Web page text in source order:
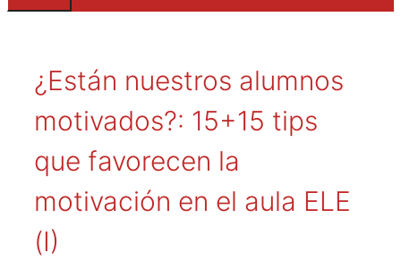
¿Están nuestros alumnos
motivados?: 15+15 tips
que favorecen la
motivación en el aula ELE
(I)